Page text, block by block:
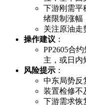
下游刚需平
绪限制涨幅
关注原油走
操作建议 ：
PP2605合
主，或日内
风险提示 ：
中东局势反
装置检修不
下游需求恢